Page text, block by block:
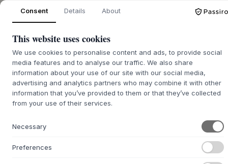
Le Rul Trolley deNormann Copenhagen
du design scandinave épuré. Créé par le designer danois
Simon Legald, ce chariot de service combine l'acier
thermolaqué et le MDF dans une construction élégante. Le
cadre est fin et délicat, avec une finition monochrome
mate qui souligne la qualité solide et l'esthétique
intemporelle. Les plateaux amovibles offrent de la
petites pour une rotation fluide et deux plus grandes à
positionner.
Consent Details About
This website uses cookies
We use cookies to personalise content and ads, to provide social
media features and to analyse our traffic. We also share
information about your use of our site with our social media,
advertising and analytics partners who may combine it with other
information that you’ve provided to them or that they’ve collected
from your use of their services.
Necessary
Preferences